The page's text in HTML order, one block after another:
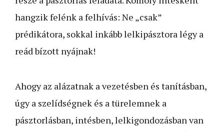
hangzik felénk a felhívás: Ne „csak”
prédikátora, sokkal inkább lelkipásztora légy a
reád bízott nyájnak!
Ahogy az alázatnak a vezetésben és tanításban,
úgy a szelídségnek és a türelemnek a
pásztorlásban, intésben, lelkigondozásban van